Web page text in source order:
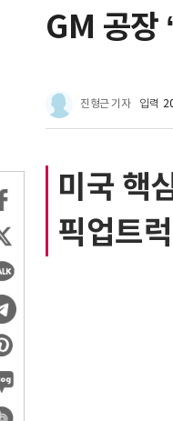
GM 공장
진형근 기자 입력
미국 핵
픽업트